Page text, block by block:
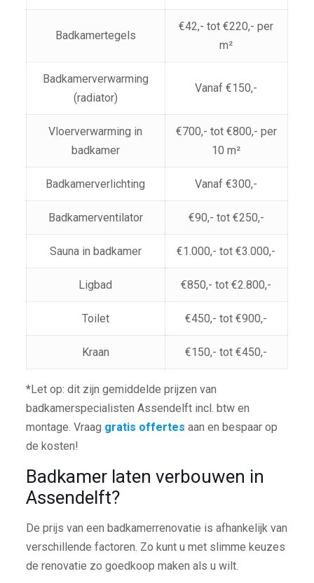
Badkamertegels
€42,- tot €220,- per
m²
Badkamerverwarming
(radiator)
Vanaf €150,-
Vloerverwarming in
badkamer
€700,- tot €800,- per
10 m²
Badkamerverlichting Vanaf €300,-
Badkamerventilator €90,- tot €250,-
Sauna in badkamer €1.000,- tot €3.000,-
Ligbad €850,- tot €2.800,-
Toilet €450,- tot €900,-
Kraan €150,- tot €450,-
*Let op: dit zijn gemiddelde prijzen van
badkamerspecialisten Assendelft incl. btw en
montage. Vraag gratis offertes aan en bespaar op
de kosten!
Badkamer laten verbouwen in
Assendelft?
De prijs van een badkamerrenovatie is afhankelijk van
verschillende factoren. Zo kunt u met slimme keuzes
de renovatie zo goedkoop maken als u wilt.